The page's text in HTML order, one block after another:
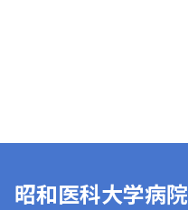
昭和医科大学病院